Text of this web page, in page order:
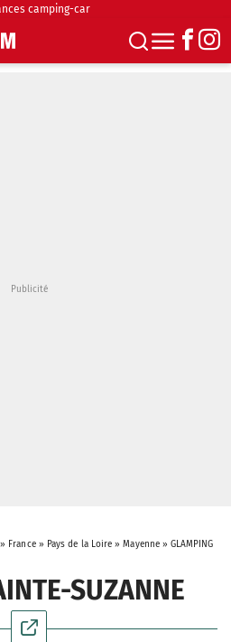
camping-car
» France» Pays de la Loire »Mayenne »GLAMPING
SUZANNE